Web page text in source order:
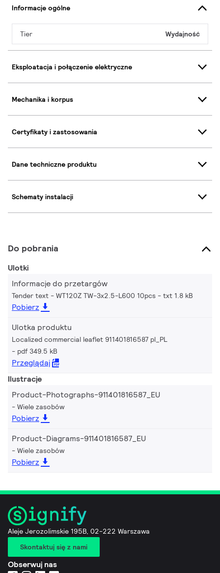
Informacje ogólne
Tier Wydajność
Eksploatacja i połączenie elektryczne
Mechanika i korpus
Certyfikaty i zastosowania
Dane techniczne produktu
Schematy instalacji
Do pobrania
Ulotki
Informacje do przetargów
Tender text - WT120Z TW-3x2.5-L600 10pcs txt 1.8 kB
Pobierz
Ulotka produktu
Localized commercial leaflet 911401816587 pl_PL
pdf 349.5 kB
Przeglądaj
Ilustracje
Product-Photographs-911401816587_EU
Wiele zasobów
Pobierz
Product-Diagrams-911401816587_EU
Wiele zasobów
Pobierz
Aleje Jerozolimskie 195B, 02-222 Warszawa
Skontaktuj się z nami
Obserwuj nas